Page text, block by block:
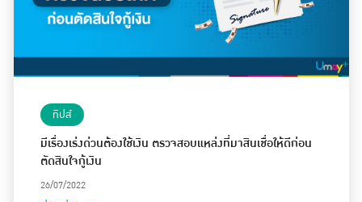
ทิปส์
มีเรื่องเร่งด่วนต้องใช้เงิน ตรวจสอบแหล่งที่มาสินเชื่อให้ดีก่อน
ตัดสินใจกู้เงิน
26/07/2022